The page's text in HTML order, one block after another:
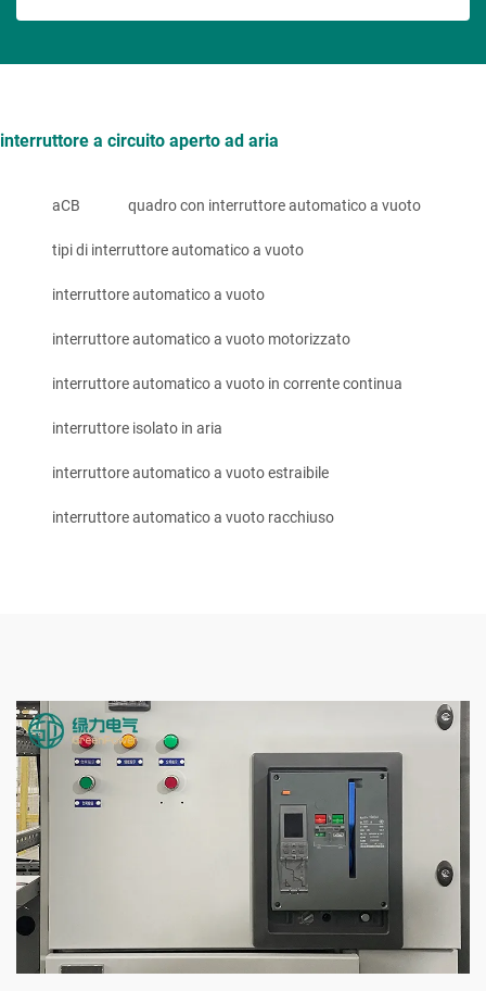
interruttore a circuito aperto ad aria
aCB quadro con interruttore automatico a vuoto
tipi di interruttore automatico a vuoto
interruttore automatico a vuoto
interruttore automatico a vuoto motorizzato
interruttore automatico a vuoto in corrente continua
interruttore isolato in aria
interruttore automatico a vuoto estraibile
interruttore automatico a vuoto racchiuso